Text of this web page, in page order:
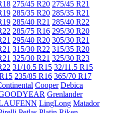
275/45 R20 275/45 R21
285/35 R20 285/35 R21
285/40 R21 285/40 R22
285/75 R16 295/30 R20
295/40 R20 305/30 R21
315/30 R22 315/35 R20
325/30 R21 325/30 R23
31/10.5 R15 32/11.5 R15
235/85 R16 365/70 R17
Cooper Debica
Grenlander
LingLong Matador